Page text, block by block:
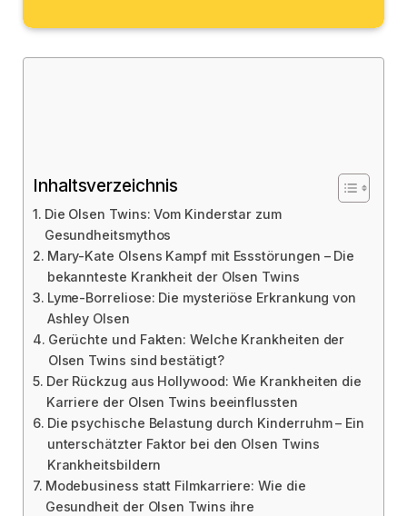
Inhaltsverzeichnis
Die Olsen Twins: Vom Kinderstar zum
Gesundheitsmythos
Mary-Kate Olsens Kampf mit Essstörungen – Die
bekannteste Krankheit der Olsen Twins
Lyme-Borreliose: Die mysteriöse Erkrankung von
Ashley Olsen
Gerüchte und Fakten: Welche Krankheiten der
Olsen Twins sind bestätigt?
Der Rückzug aus Hollywood: Wie Krankheiten die
Karriere der Olsen Twins beeinflussten
Die psychische Belastung durch Kinderruhm – Ein
unterschätzter Faktor bei den Olsen Twins
Krankheitsbildern
Modebusiness statt Filmkarriere: Wie die
Gesundheit der Olsen Twins ihre